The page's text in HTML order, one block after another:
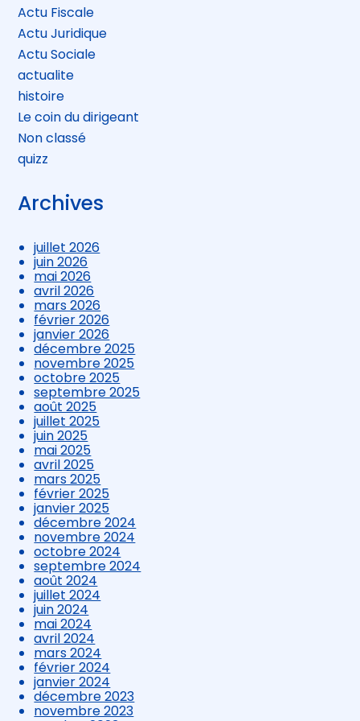
Actu Fiscale
Actu Juridique
Actu Sociale
actualite
histoire
Le coin du dirigeant
Non classé
quizz
Archives
juillet 2026
juin 2026
mai 2026
avril 2026
mars 2026
février 2026
janvier 2026
décembre 2025
novembre 2025
octobre 2025
septembre 2025
août 2025
juillet 2025
juin 2025
mai 2025
avril 2025
mars 2025
février 2025
janvier 2025
décembre 2024
novembre 2024
octobre 2024
septembre 2024
août 2024
juillet 2024
juin 2024
mai 2024
avril 2024
mars 2024
février 2024
janvier 2024
décembre 2023
novembre 2023